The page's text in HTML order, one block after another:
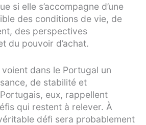
si elle s’accompagne d’une
des conditions de vie, de
des perspectives
du pouvoir d’achat.
dans le Portugal un
de stabilité et
eux, rappellent
qui restent à relever. À
défi sera probablement